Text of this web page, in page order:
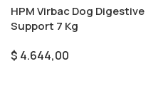
HPM Virbac Dog Digestive
Support 7 Kg
$ 4.644,00